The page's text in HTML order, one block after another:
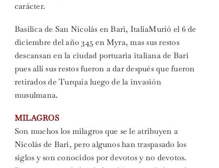
carácter.
Basílica de San Nicolás en Bari, ItaliaMurió el 6 de
diciembre del año 345 en Myra, mas sus restos
descansan en la ciudad portuaria italiana de Bari
pues allí sus restos fueron a dar después que fueron
retirados de Turquía luego de la invasión
musulmana.
MILAGROS
Son muchos los milagros que se le atribuyen a
Nicolás de Bari, pero algunos han traspasado los
siglos y son conocidos por devotos y no devotos.